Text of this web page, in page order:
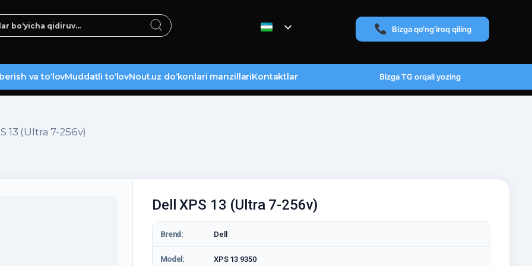
Bizga qo‘ng‘iroq qiling
va to‘lovMuddatli to‘lovNout.uz do‘konlari manzillariKontaktlar Bizga TG orqali yozing
13 (Ultra 7-256v)
Dell XPS 13 (Ultra 7-256v)
Brend: Dell
Model: XPS 13 9350